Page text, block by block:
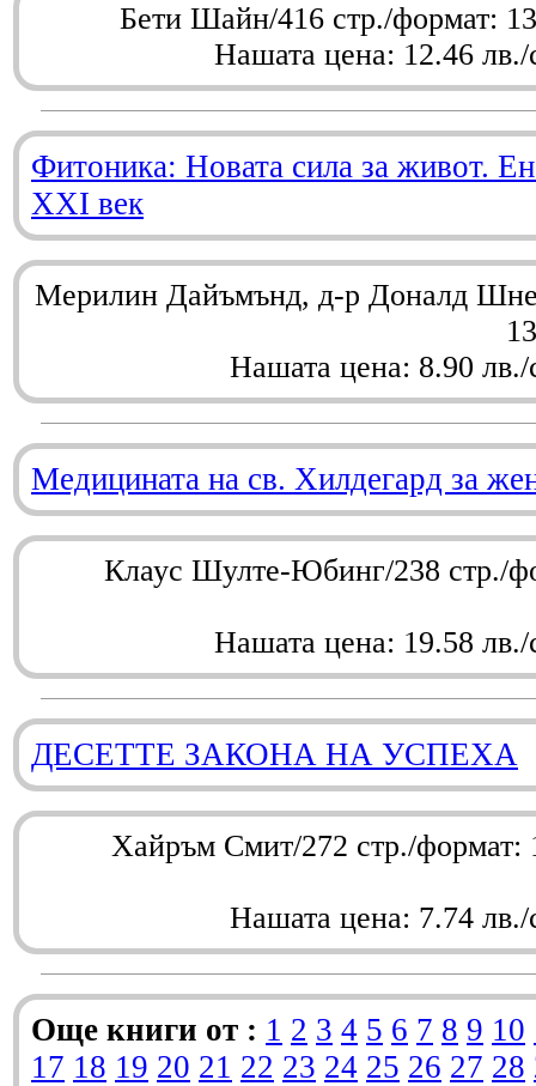
Бети Шайн/416 стр./формат:
Нашата цена: 12.46 лв./
Фитоника: Новата сила за живот.
XXI век
Мерилин Дайъмънд, д-р Доналд
Нашата цена: 8.90 лв./
Медицината на св. Хилдегард за
Клаус Шулте-Юбинг/238 стр./
Нашата цена: 19.58 лв./
ДЕСЕТТЕ ЗАКОНА НА УСПЕХА
Хайръм Смит/272 стр./
Нашата цена: 7.74 лв./
Още книги от : 1 2 3 4 5 6 7 8 9 10
17 18 19 20 21 22 23 24 25 26 27 28